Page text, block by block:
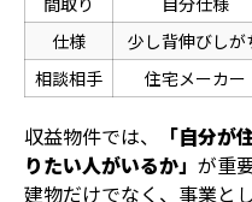
仕様
少し背伸びしが
相談相手
住宅メーカー
収益物件では、
「自分
りたい人がいるか」 が重
建物だけでなく、事業と